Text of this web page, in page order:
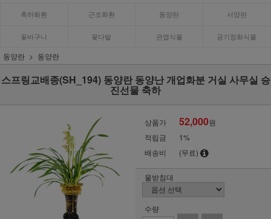
축하화환 근조화환 동양란 서양란
꽃바구니 꽃다발 관엽식물 공기정화식물
동양란 동양란
스프링교배종(SH_194) 동양란 동양난 개업화분 거실 사무실 승
진선물 축하
상품가 52,000원
적립금
1%
배송비
(무료)
물받침대
수량